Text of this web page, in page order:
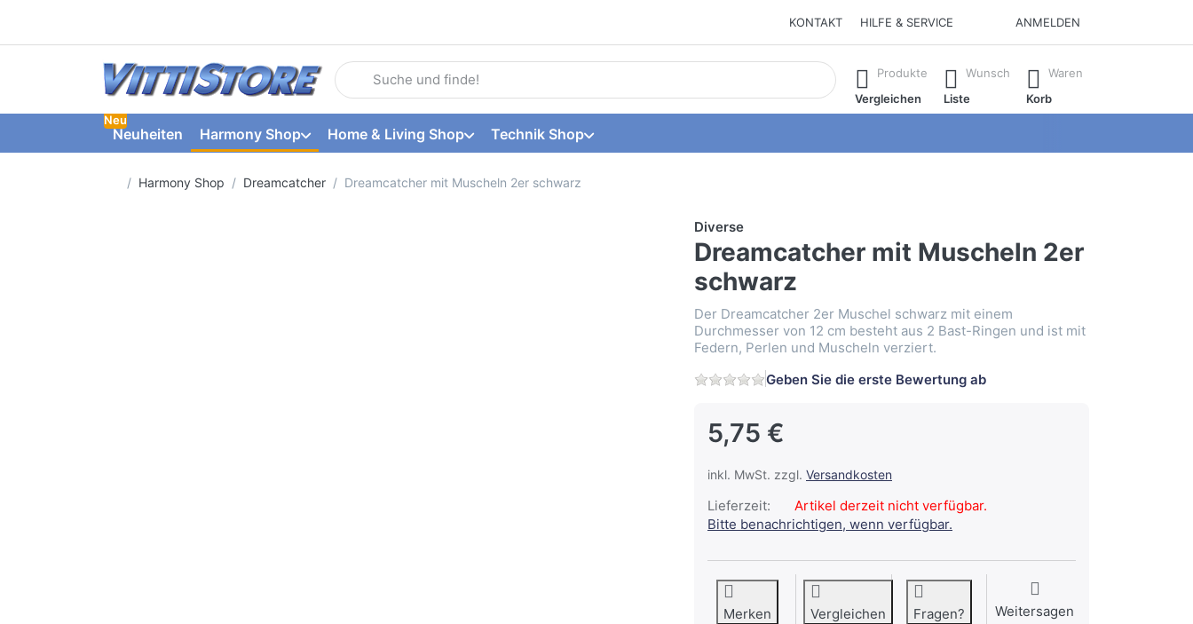
KONTAKT HILFE & SERVICE ANMELDEN
Geben Sie einen Suchbegriff ein. Während Sie tippen, erscheinen automatisch erste Ergebnisse. Drücken Sie die Eingabetaste, um alle
Produkte
Vergleichen
Wunsch
Liste
Waren
Korb
Neuheiten
Neu
Harmony Shop Home & Living Shop Technik Shop
Startseite
Harmony Shop Dreamcatcher Dreamcatcher mit Muscheln 2er schwarz
Diverse
Dreamcatcher mit Muscheln 2er
schwarz
Der Dreamcatcher 2er Muschel schwarz mit einem
Durchmesser von 12 cm besteht aus 2 Bast-Ringen und ist mit
Federn, Perlen und Muscheln verziert.
Geben Sie die erste Bewertung ab
5,75 €
inkl. MwSt. zzgl. Versandkosten
Lieferzeit:
Artikel derzeit nicht verfügbar.
Bitte benachrichtigen, wenn verfügbar.
Merken Vergleichen Fragen? Weitersagen